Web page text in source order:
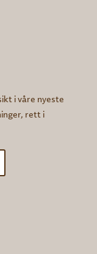
i våre nyeste
rett i